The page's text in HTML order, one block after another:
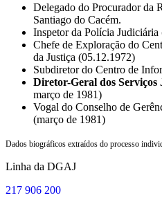
Delegado do Procurador da
Santiago do Cacém.
Inspetor da Polícia
Chefe de Exploração do
da Justiça (05.12.1972)
Subdiretor do Centro de
Diretor-Geral dos Serviços
março de 1981)
Vogal do Conselho de
(março de 1981)
Dados biográficos extraídos do processo
Linha da DGAJ
217 906 200